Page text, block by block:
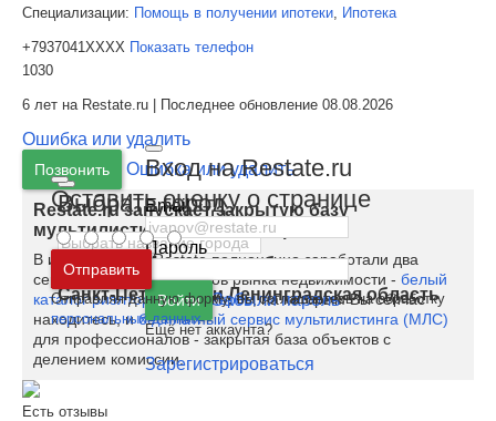
Выбрать город
Москва и
Московская область
Санкт-Петербург иЛенинградская область
Вход на Restate.ru
Email
Пароль
Войти Забыли пароль
Ещё нет аккаунта?
Зарегистрироваться
Специализации: Помощь в получении ипотеки, Ипотека
+7937041XXXX Показать телефон
1030
6 лет на Restate.ru | Последнее обновление 08.08.2026
Ошибка или удалить
Позвонить Ошибка или удалить
Restate.ru запускает закрытую базу
мультилистинга для риэлторов
В июне 2020 на Restate полноценно заработали два
сервиса для специалистов рынка недвижимости - белый
каталог риэлторов и брокеров, на которым Вы сейчас
находитесь, ибесплатный сервис мультилистинга (МЛС)
для профессионалов - закрытая база объектов с
делением комиссии.
Есть отзывы
Оставить оценку о странице
Отправить
Отправляя данную форму, вы соглашаетесь на обработку
персональных данных